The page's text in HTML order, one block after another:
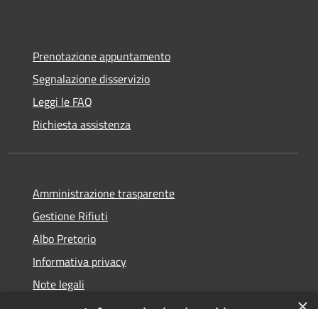
Prenotazione appuntamento
Segnalazione disservizio
Leggi le FAQ
Richiesta assistenza
Amministrazione trasparente
Gestione Rifiuti
Albo Pretorio
Informativa privacy
Note legali